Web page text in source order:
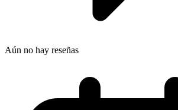
Aún no hay reseñas